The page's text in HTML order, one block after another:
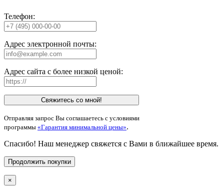
Телефон:
Адрес электронной почты:
Адрес сайта с более низкой ценой:
Свяжитесь со мной!
Отправляя запрос Вы соглашаетесь с условиями
программы «Гарантия минимальной цены».
Спасибо! Наш менеджер свяжется с Вами в ближайшее время.
Продолжить покупки
×